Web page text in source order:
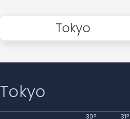
Tokyo
Tokyo
30° 31°